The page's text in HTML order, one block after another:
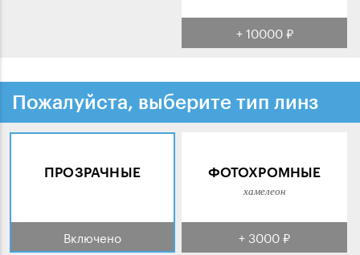
+ 10000 ₽
Пожалуйста, выберите тип линз
ПРОЗРАЧНЫЕ
Включено
ФОТОХРОМНЫЕ
хамелеон
+ 3000 ₽